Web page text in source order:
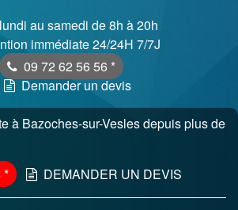
au samedi de 8h à 20h
immédiate 24/24H 7/7J
09 72 62 56 56 *
Demander un devis
à Bazoches-sur-Vesles depuis plus de
* DEMANDER UN DEVIS